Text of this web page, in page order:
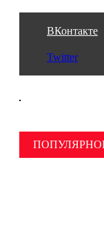
ВКонтакте
Twitter